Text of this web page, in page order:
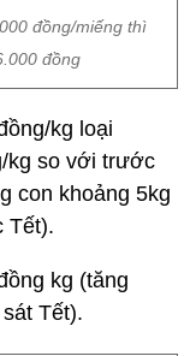
đồng/miếng thì
đồng
kg loại
kg so với trước
con khoảng 5kg
Tết).
kg (tăng
Tết).